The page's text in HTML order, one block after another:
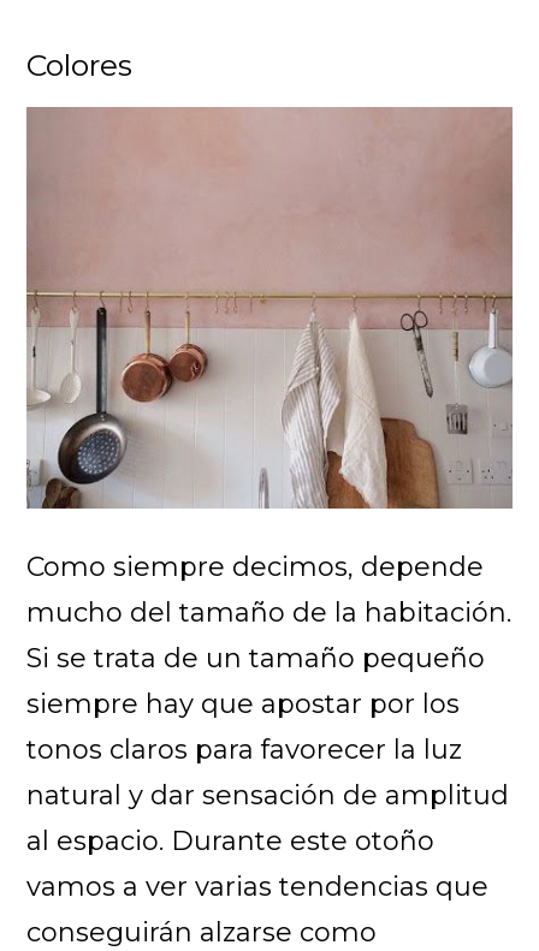
Colores
Como siempre decimos, depende
mucho del tamaño de la habitación.
Si se trata de un tamaño pequeño
siempre hay que apostar por los
tonos claros para favorecer la luz
natural y dar sensación de amplitud
al espacio. Durante este otoño
vamos a ver varias tendencias que
conseguirán alzarse como